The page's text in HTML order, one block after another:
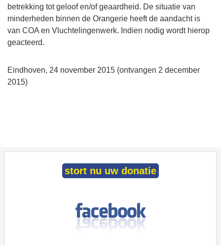
betrekking tot geloof en/of geaardheid. De situatie van
minderheden binnen de Orangerie heeft de aandacht is
van COA en Vluchtelingenwerk. Indien nodig wordt hierop
geacteerd.
Eindhoven, 24 november 2015 (ontvangen 2 december
2015)
stort nu uw donatie